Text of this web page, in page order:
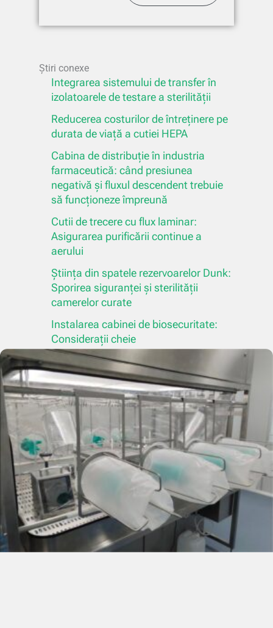
Știri conexe
Integrarea sistemului de transfer în
izolatoarele de testare a sterilității
Reducerea costurilor de întreținere pe
durata de viață a cutiei HEPA
Cabina de distribuție în industria
farmaceutică: când presiunea
negativă și fluxul descendent trebuie
să funcționeze împreună
Cutii de trecere cu flux laminar:
Asigurarea purificării continue a
aerului
Știința din spatele rezervoarelor Dunk:
Sporirea siguranței și sterilității
camerelor curate
Instalarea cabinei de biosecuritate:
Considerații cheie